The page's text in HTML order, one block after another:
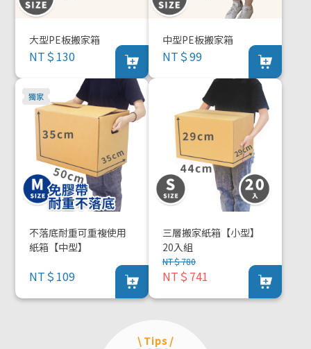
大型PE板搬家箱
NT＄130
中型PE板搬家箱
NT＄99
不落底耐重可重複使用
紙箱【中型】
NT＄109
三層搬家紙箱【小型】
20入組
NT＄780
NT＄741
\ Tips /